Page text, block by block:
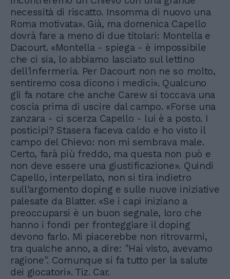
necessità di riscatto. Insomma di nuovo una
Roma motivata». Già, ma domenica Capello
dovrà fare a meno di due titolari: Montella e
Dacourt. «Montella - spiega - è impossibile
che ci sia, lo abbiamo lasciato sul lettino
dell'infermeria. Per Dacourt non ne so molto,
sentiremo cosa dicono i medici». Qualcuno
gli fa notare che anche Carew si toccava una
coscia prima di uscire dal campo. «Forse una
zanzara - ci scerza Capello - lui è a posto. I
posticipi? Stasera faceva caldo e ho visto il
campo del Chievo: non mi sembrava male.
Certo, farà più freddo, ma questa non può e
non deve essere una giustificazione». Quindi
Capello, interpellato, non si tira indietro
sull'argomento doping e sulle nuove iniziative
palesate da Blatter. «Se i capi iniziano a
preoccuparsi è un buon segnale, loro che
hanno i fondi per fronteggiare il doping
devono farlo. Mi piacerebbe non ritrovarmi,
tra qualche anno, a dire: "Hai visto, avevamo
ragione". Comunque si fa tutto per la salute
dei giocatori». Tiz. Car.